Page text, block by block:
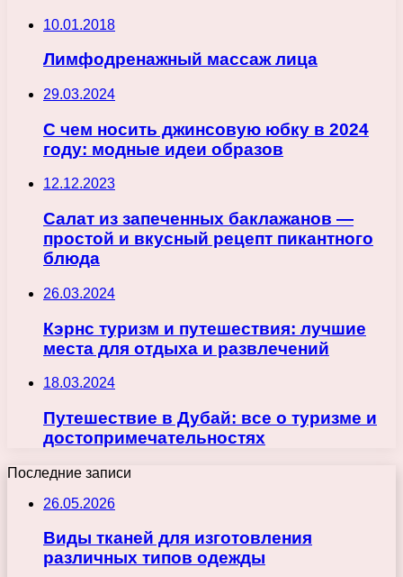
10.01.2018
Лимфодренажный массаж лица
29.03.2024
С чем носить джинсовую юбку в 2024
году: модные идеи образов
12.12.2023
Салат из запеченных баклажанов —
простой и вкусный рецепт пикантного
блюда
26.03.2024
Кэрнс туризм и путешествия: лучшие
места для отдыха и развлечений
18.03.2024
Путешествие в Дубай: все о туризме и
достопримечательностях
Последние записи
26.05.2026
Виды тканей для изготовления
различных типов одежды